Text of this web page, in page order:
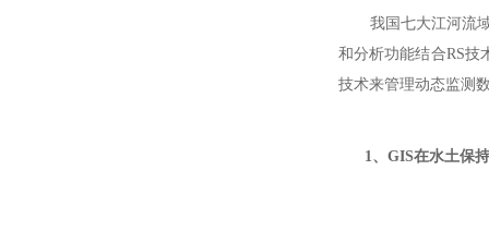
我国七大江河流域
和分析功能结合RS技
技术来管理动态监测
1、GIS在水土保持